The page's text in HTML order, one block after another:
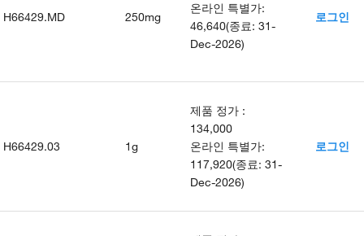
H66429.MD 250mg
온라인 특별가:
46,640(종료: 31-
Dec-2026)
로그인
H66429.03 1g
제품 정가 :
134,000
온라인 특별가:
117,920(종료: 31-
Dec-2026)
로그인